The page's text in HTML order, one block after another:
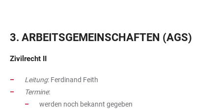
3. ARBEITSGEMEINSCHAFTEN (AGS)
Zivilrecht II
Leitung: Ferdinand Feith
Termine:
werden noch bekannt gegeben